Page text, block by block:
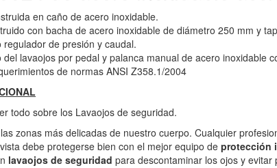
en caño de acero inoxidable.
con bacha de acero inoxidable de diámetro 250 mm y
regulador de presión y caudal.
del lavaojos por pedal y palanca manual de acero inoxidable
de normas ANSI Z358.1/2004
todo sobre los Lavaojos de seguridad.
zonas más delicadas de nuestro cuerpo. Cualquier
debe protegerse bien con el mejor equipo de protección
lavaojos de seguridad para descontaminar los ojos y